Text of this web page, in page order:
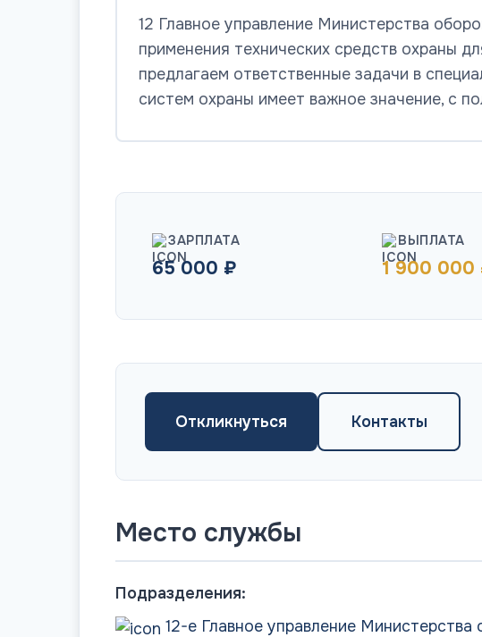
12 Главное управление Министерства
применения технических средств охраны
предлагаем ответственные задачи в
систем охраны имеет важное значение, с
ЗАРПЛАТА
65 000 ₽
ВЫПЛАТА
1 900 000
Откликнуться Контакты
Место службы
Подразделения:
12-е Главное управление Министерства